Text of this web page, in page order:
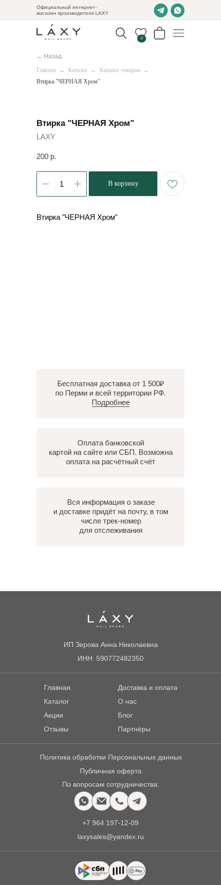
Официальный интернет-
магазин производителя LAXY
0
← Назад
Главная → Каталог → Каталог товаров →
Втирка "ЧЕРНАЯ Хром"
Втирка "ЧЕРНАЯ Хром"
LAXY
200 р.
В корзину
Втирка "ЧЕРНАЯ Хром"
Бесплатная доставка от 1 500₽
по Перми и всей территории РФ.
Подробнее
Оплата банковской
картой на сайте или СБП. Возможна
оплата на расчётный счёт
Вся информация о заказе
и доставке придёт на почту, в том
числе трек-номер
для отслеживания
ИП Зерова Анна Николаевна
ИНН: 590772482350
Главная
Каталог
Акции
Отзывы
Доставка и оплата
О нас
Блог
Партнёры
Политика обработки Персональных данных
Публичная оферта
По вопросам сотрудничества:
+7 964 197-12-09
laxysales@yandex.ru